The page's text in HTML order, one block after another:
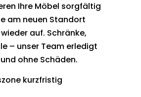
Ihre Möbel sorgfältig
am neuen Standort
auf. Schränke,
– unser Team erledigt
ohne Schäden.
kurzfristig